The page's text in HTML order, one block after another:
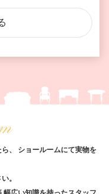
、
ショールームにて実物を
。